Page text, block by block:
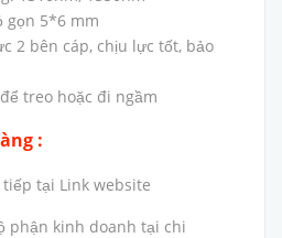
gọn 5*6 mm
2 bên cáp, chịu lực tốt, bảo
treo hoặc đi ngầm
:
tại Link website
phận kinh doanh tại chi